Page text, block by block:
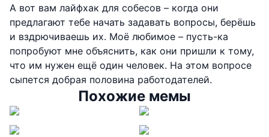
А вот вам лайфхак для собесов – когда они
предлагают тебе начать задавать вопросы, берёшь
и вздрючиваешь их. Моё любимое – пусть-ка
попробуют мне объяснить, как они пришли к тому,
что им нужен ещё один человек. На этом вопросе
сыпется добрая половина работодателей.
Похожие мемы